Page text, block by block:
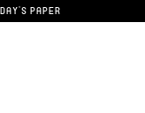
PAPER